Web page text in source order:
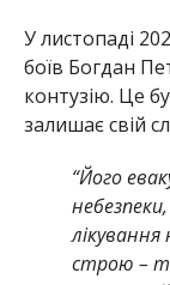
У листопаді
боїв Богдан
контузію. Це
залишає свій
“Його
строю –